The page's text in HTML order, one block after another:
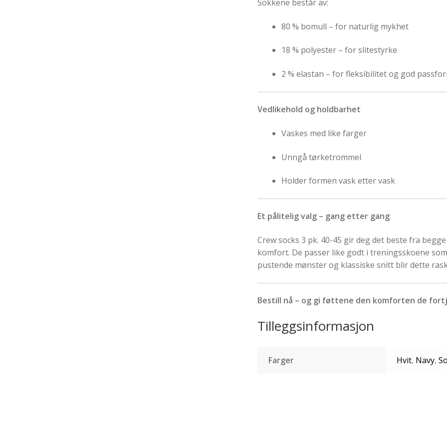
Sokkene består av:
80 % bomull – for naturlig mykhet
18 % polyester – for slitestyrke
2 % elastan – for fleksibilitet og god
Vedlikehold og holdbarhet
Vaskes med like farger
Unngå tørketrommel
Holder formen vask etter vask
Et pålitelig valg – gang etter gang
Crew socks 3 pk. 40-45 gir deg det beste fra
komfort. De passer like godt i treningsskoene
pustende mønster og klassiske snitt blir dette
Bestill nå – og gi føttene den komforten de
Tilleggsinformasjon
Farger Hvit, Navy,